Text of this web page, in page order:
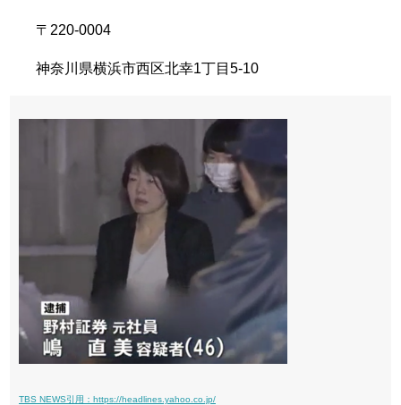
〒220-0004
神奈川県横浜市西区北幸1丁目5-10
TBS NEWS引用：https://headlines.yahoo.co.jp/